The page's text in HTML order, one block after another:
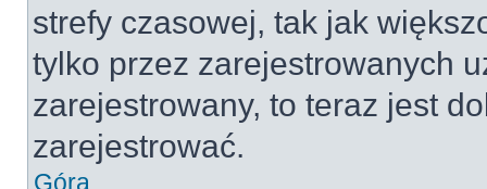
strefy czasowej, tak jak
tylko przez zarejestrowanych
zarejestrowany, to teraz jest
zarejestrować.
Góra